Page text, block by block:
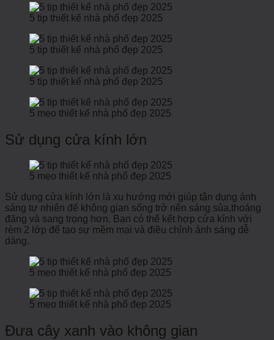
5 tip thiết kế nhà phố đẹp 2025
5 tip thiết kế nhà phố đẹp 2025
5 tip thiết kế nhà phố đẹp 2025
5 mẹo thiết kế nhà phố đẹp 2025
Sử dụng cửa kính lớn
5 mẹo thiết kế nhà phố đẹp 2025
Sử dụng cửa kính lớn là xu hướng mới giúp tận dụng ánh
sáng tự nhiên để không gian sống trở nên sáng sủa,thoáng
đãng và sang trọng hơn. Bạn có thể kết hợp cửa kính với
rèm 2 lớp để tạo sự mềm mại và điều chỉnh ánh sáng dễ
dàng.
5 mẹo thiết kế nhà phố đẹp 2025
5 mẹo thiết kế nhà phố đẹp 2025
Đưa cây xanh vào không gian